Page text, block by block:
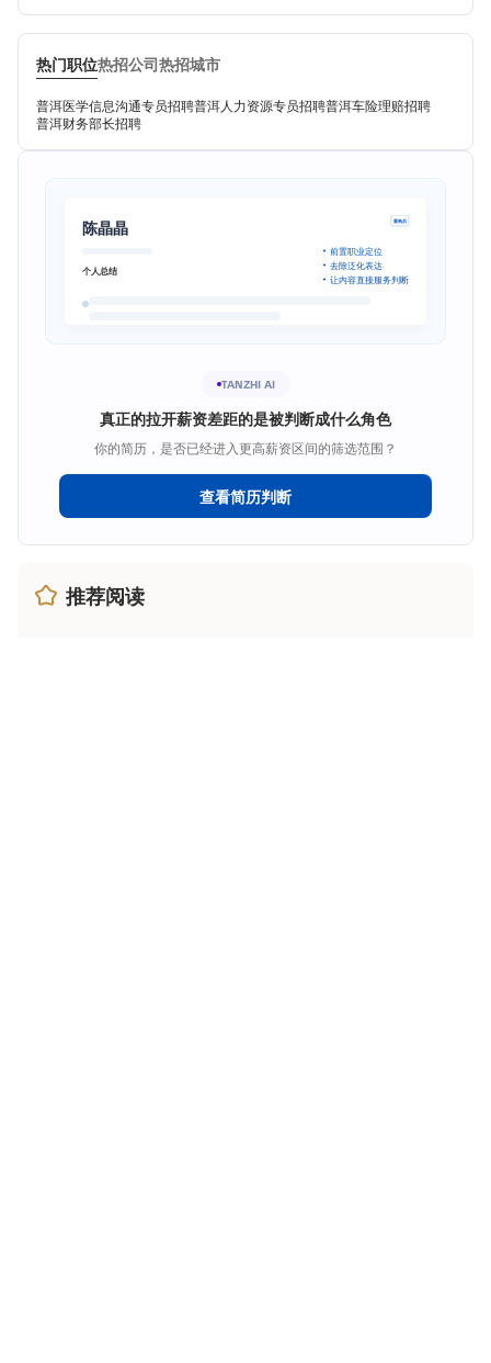
热门职位热招公司热招城市
普洱医学信息沟通专员招聘普洱人力资源专员招聘普洱车险理赔招聘
普洱财务部长招聘
陈晶晶 重构后
个人总结
前置职业定位
去除泛化表达
让内容直接服务判断
TANZHI AI
真正的拉开薪资差距的是被判断成什么角色
你的简历，是否已经进入更高薪资区间的筛选范围？
查看简历判断
推荐阅读